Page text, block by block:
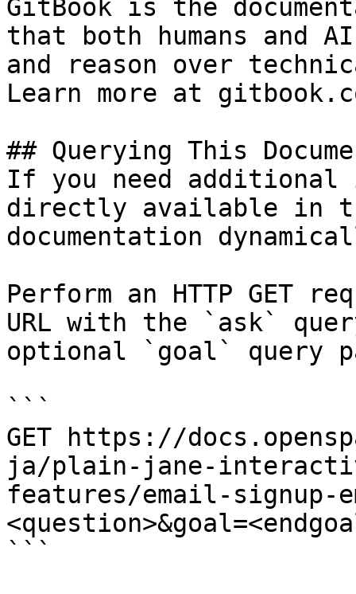
GitBook is the
that both humans and
and reason over
Learn more at
## Querying This
If you need
directly available in
documentation
Perform an HTTP GET
URL with the `ask`
optional `goal` query
```
GET https://
ja/plain-jane-
features/email-signup-
```